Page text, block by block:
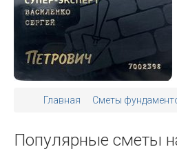
Главная Сметы
Популярные сметы